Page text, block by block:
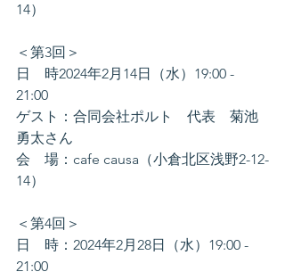
14）
＜第3回＞
日　時2024年2月14日（水）19:00 -
21:00
ゲスト：合同会社ポルト　代表　菊池
勇太さん
会　場：cafe causa（小倉北区浅野2-12-
14）
＜第4回＞
日　時：2024年2月28日（水）19:00 -
21:00